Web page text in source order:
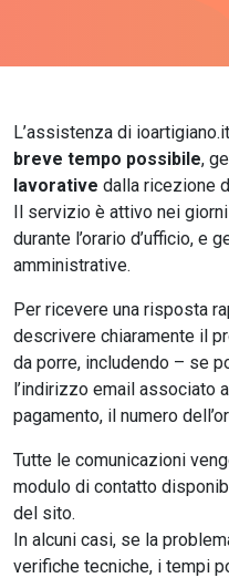
L’assistenza di
breve tempo possibile,
lavorative dalla ricezione
Il servizio è attivo nei
durante l’orario d’ufficio, e
amministrative.
Per ricevere una risposta
descrivere chiaramente il
da porre, includendo – se
l’indirizzo email associato
pagamento, il numero
Tutte le comunicazioni
modulo di contatto
del sito.
In alcuni casi, se la
verifiche tecniche, i tempi